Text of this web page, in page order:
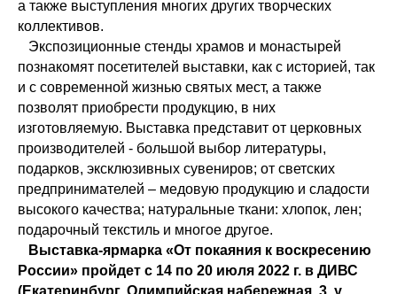
а также выступления многих других творческих
коллективов.
Экспозиционные стенды храмов и монастырей
познакомят посетителей выставки, как с историей, так
и с современной жизнью святых мест, а также
позволят приобрести продукцию, в них
изготовляемую. Выставка представит от церковных
производителей - большой выбор литературы,
подарков, эксклюзивных сувениров; от светских
предпринимателей – медовую продукцию и сладости
высокого качества; натуральные ткани: хлопок, лен;
подарочный текстиль и многое другое.
Выставка-ярмарка «От покаяния к воскресению
России» пройдет с 14 по 20 июля 2022 г. в ДИВС
(Екатеринбург, Олимпийская набережная, 3, у